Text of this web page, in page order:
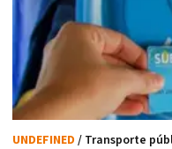
UNDEFINED / Transporte